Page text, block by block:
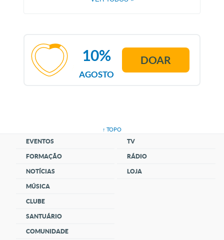
AGOSTO
10% DOAR
↑ TOPO
EVENTOS
FORMAÇÃO
NOTÍCIAS
MÚSICA
CLUBE
SANTUÁRIO
COMUNIDADE
TV
RÁDIO
LOJA